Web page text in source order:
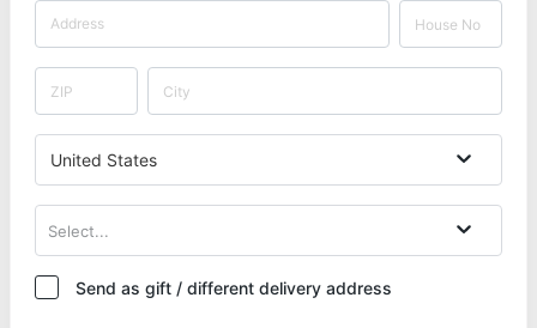
United States
Select...
Send as gift / different delivery address